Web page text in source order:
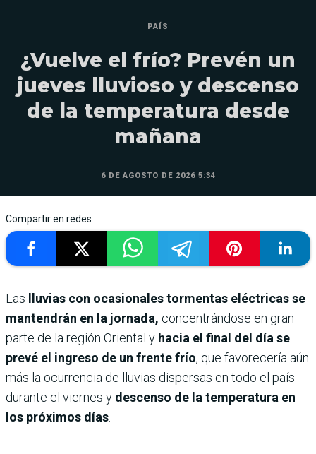
PAÍS
¿Vuelve el frío? Prevén un
jueves lluvioso y descenso
de la temperatura desde
mañana
6 DE AGOSTO DE 2026 5:34
Compartir en redes
Las lluvias con ocasionales tormentas eléctricas se
mantendrán en la jornada, concentrándose en gran
parte de la región Oriental y hacia el final del día se
prevé el ingreso de un frente frío, que favorecería aún
más la ocurrencia de lluvias dispersas en todo el país
durante el viernes y descenso de la temperatura en
los próximos días